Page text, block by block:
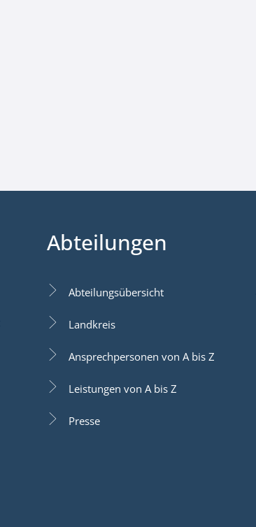
Abteilungen
Abteilungsübersicht
Landkreis
Ansprechpersonen von A bis Z
Leistungen von A bis Z
Presse